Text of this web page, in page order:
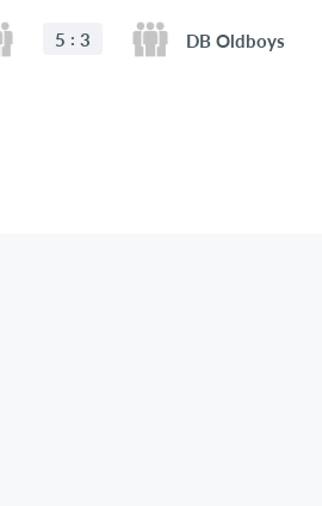
5 : 3 DB Oldboys